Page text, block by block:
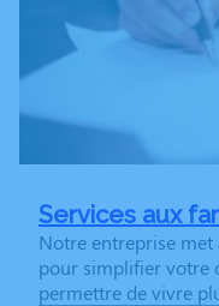
Services aux
Notre entreprise met
pour simplifier votre
permettre de vivre